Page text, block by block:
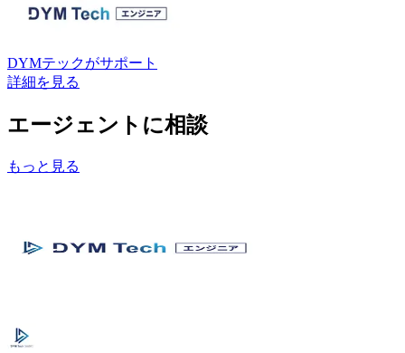
DYMテックがサポート
詳細を見る
エージェントに相談
もっと見る